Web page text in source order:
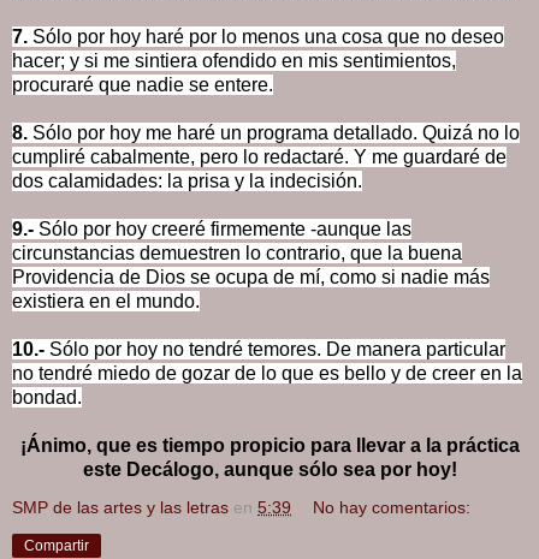
7. Sólo por hoy haré por lo menos una cosa que no deseo
hacer; y si me sintiera ofendido en mis sentimientos,
procuraré que nadie se entere.
8. Sólo por hoy me haré un programa detallado. Quizá no lo
cumpliré cabalmente, pero lo redactaré. Y me guardaré de
dos calamidades: la prisa y la indecisión.
9.- Sólo por hoy creeré firmemente -aunque las
circunstancias demuestren lo contrario, que la buena
Providencia de Dios se ocupa de mí, como si nadie más
existiera en el mundo.
10.- Sólo por hoy no tendré temores. De manera particular
no tendré miedo de gozar de lo que es bello y de creer en la
bondad.
¡Ánimo, que es tiempo propicio para llevar a la práctica
este Decálogo, aunque sólo sea por hoy!
SMP de las artes y las letras en 5:39 No hay comentarios:
Compartir